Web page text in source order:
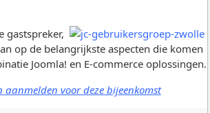
gastspreker,
op de belangrijkste aspecten die komen
Joomla! en E-commerce oplossingen.
aanmelden voor deze bijeenkomst